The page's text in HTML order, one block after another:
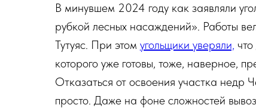
В минувшем 2024 году как заявляли
рубкой лесных насаждений». Работы
Тутуяс. При этом угольщики уверяли,
которого уже готовы, тоже, наверное,
Отказаться от освоения участка недр
просто. Даже на фоне сложностей